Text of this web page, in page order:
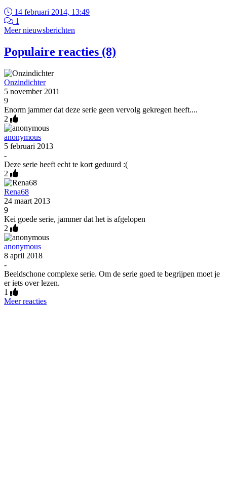
14 februari 2014, 13:49
1
Meer nieuwsberichten
Populaire reacties (8)
Onzindichter
5 november 2011
9
Enorm jammer dat deze serie geen vervolg gekregen heeft....
2
anonymous
5 februari 2013
-
Deze serie heeft echt te kort geduurd :(
2
Rena68
24 maart 2013
9
Kei goede serie, jammer dat het is afgelopen
2
anonymous
8 april 2018
-
Beeldschone complexe serie. Om de serie goed te begrijpen moet je
er iets over lezen.
1
Meer reacties